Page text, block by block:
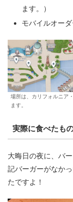
ます。）
モバイルオー
場所は、カリフォルニア
ます。
実際に食べたも
大晦日の夜に、バ
記バーガーがなか
たですよ！